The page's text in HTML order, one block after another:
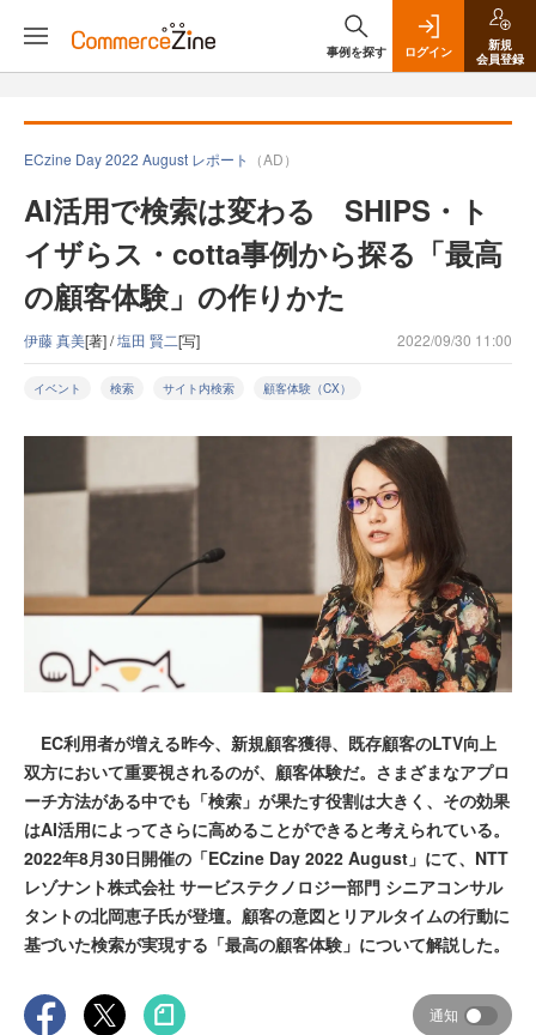
事例を探す ログイン
新規
会員登録
ECzine Day 2022 August レポート （AD）
AI活用で検索は変わる SHIPS・ト
イザらス・cotta事例から探る「最高
の顧客体験」の作りかた
伊藤 真美[著] /塩田 賢二[写] 2022/09/30 11:00
イベント 検索 サイト内検索 顧客体験（CX）
EC利用者が増える昨今、新規顧客獲得、既存顧客のLTV向上
双方において重要視されるのが、顧客体験だ。さまざまなアプロ
ーチ方法がある中でも「検索」が果たす役割は大きく、その効果
はAI活用によってさらに高めることができると考えられている。
2022年8月30日開催の「ECzine Day 2022 August」にて、NTT
レゾナント株式会社 サービステクノロジー部門 シニアコンサル
タントの北岡恵子氏が登壇。顧客の意図とリアルタイムの行動に
基づいた検索が実現する「最高の顧客体験」について解説した。
通知